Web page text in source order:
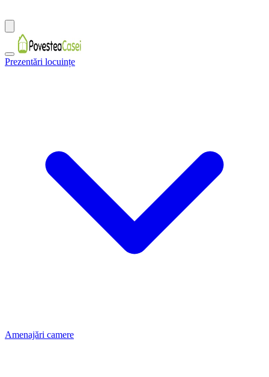
Prezentări locuințe
Amenajări camere